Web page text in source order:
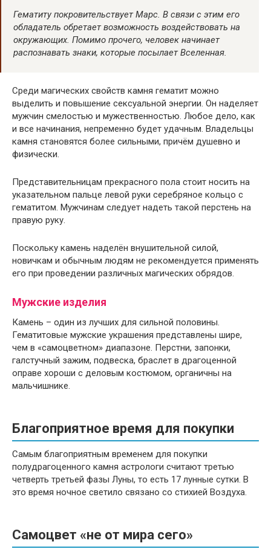
Гематиту покровительствует Марс. В связи с этим его
обладатель обретает возможность воздействовать на
окружающих. Помимо прочего, человек начинает
распознавать знаки, которые посылает Вселенная.
Среди магических свойств камня гематит можно
выделить и повышение сексуальной энергии. Он наделяет
мужчин смелостью и мужественностью. Любое дело, как
и все начинания, непременно будет удачным. Владельцы
камня становятся более сильными, причём душевно и
физически.
Представительницам прекрасного пола стоит носить на
указательном пальце левой руки серебряное кольцо с
гематитом. Мужчинам следует надеть такой перстень на
правую руку.
Поскольку камень наделён внушительной силой,
новичкам и обычным людям не рекомендуется применять
его при проведении различных магических обрядов.
Мужские изделия
Камень – один из лучших для сильной половины.
Гематитовые мужские украшения представлены шире,
чем в «самоцветном» диапазоне. Перстни, запонки,
галстучный зажим, подвеска, браслет в драгоценной
оправе хороши с деловым костюмом, органичны на
мальчишнике.
Благоприятное время для покупки
Самым благоприятным временем для покупки
полудрагоценного камня астрологи считают третью
четверть третьей фазы Луны, то есть 17 лунные сутки. В
это время ночное светило связано со стихией Воздуха.
Самоцвет «не от мира сего»